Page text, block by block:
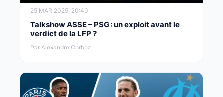
25 MAR 2025, 20:40
Talkshow ASSE – PSG : un exploit avant le
verdict de la LFP ?
Par Alexandre Corboz